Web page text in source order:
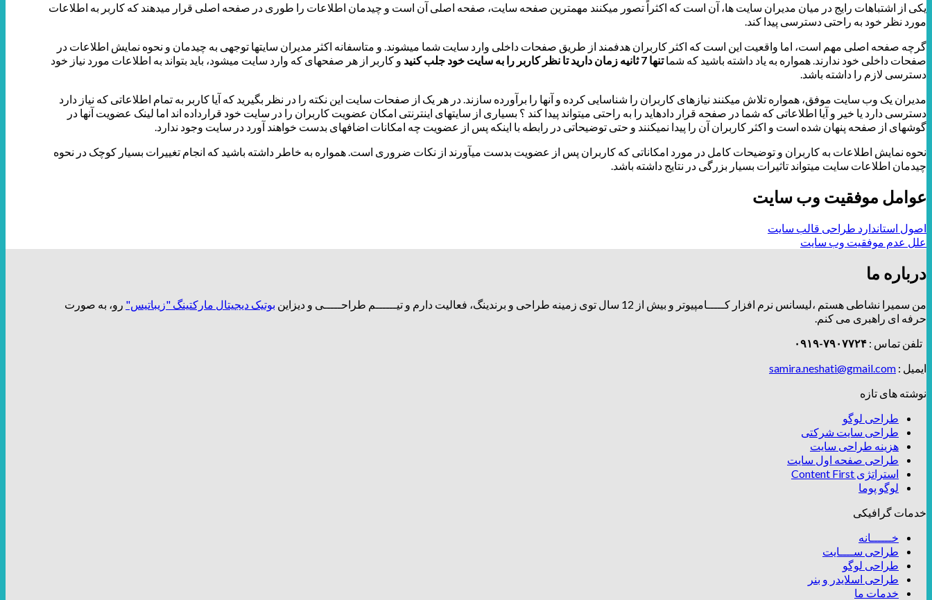
یکی از اشتباهات رایج در میان مدیران سایت ­ها، آن است که اکثراً تصور می­کنند مهمترین صفحه سایت، صفحه اصلی آن است و چیدمان اطلاعات را طوری در صفحه اصلی قرار می­دهند که کاربر به اطلاعات
مورد نظر خود به راحتی دسترسی پیدا کند.
گرچه صفحه اصلی مهم است، اما واقعیت این است که اکثر کاربران هدفمند از طریق صفحات داخلی وارد سایت شما می­شوند. و متاسفانه اکثر مدیران سایت­ها توجهی به چیدمان و نحوه نمایش اطلاعات در
صفحات داخلی خود ندارند. همواره به یاد داشته باشید که شماتنها 7 ثانیه زمان دارید تا نظر کاربر را به سایت خود جلب کنید
و کاربر از هر صفحه­ای که وارد سایت می­شود، باید بتواند به اطلاعات مورد نیاز خود
دسترسی لازم را داشته باشد.
مدیران یک وب سایت موفق، همواره تلاش می­کنند نیازهای کاربران را شناسایی کرده و آنها را برآورده سازند. در هر یک از صفحات سایت این نکته را در نظر بگیرید که آیا کاربر به تمام اطلاعاتی که نیاز دارد
دسترسی دارد یا خیر و آیا اطلاعاتی که شما در صفحه قرار داده­اید را به راحتی می­تواند پیدا کند ؟ بسیاری از سایت­های اینترنتی امکان عضویت کاربران را در سایت خود قرارداده ­اند اما لینک عضویت آنها در
گوشه­ای از صفحه پنهان شده است و اکثر کاربران آن را پیدا نمی­کنند و حتی توضیحاتی در رابطه با اینکه پس از عضویت چه امکانات اضافه­ای بدست خواهند آورد در سایت وجود ندارد.
نحوه نمایش اطلاعات به کاربران و توضیحات کامل در مورد امکاناتی که کاربران پس از عضویت بدست می­آورند از نکات ضروری است. همواره به خاطر داشته باشید که انجام تغییرات بسیار کوچک در نحوه
چیدمان اطلاعات سایت می­تواند تاثیرات بسیار بزرگی در نتایج داشته باشد.
عوامل موفقیت وب سایت
اصول استاندارد طراحی قالب سایت
علل عدم موفقیت وب سایت
درباره ما
من سمیرا نشاطی هستم ،لیسانس نرم افزار کـــــامپیوتر و بیش از 12 سال توی زمینه طراحی و برندینگ، فعالیت دارم و تیــــــم طراحـــــی و دیزاین بوتیک دیجیتال مارکتینگ "زیباتیس" رو، به صورت
حرفه ای راهبری می کنم.
تلفن تماس : ۷۹۰۷۷۲۴-۰۹۱۹
ایمیل : samira.neshati@gmail.com
نوشته های تازه
طراحی لوگو
طراحی سایت شرکتی
هزینه طراحی سایت
طراحی صفحه اول سایت
استراتژی Content First
لوگو پوما
خدمات گرافیکی
خــــــانه
طراحی ســــایت
طراحی لوگو
طراحی اسلایدر و بنر
خدمات ما